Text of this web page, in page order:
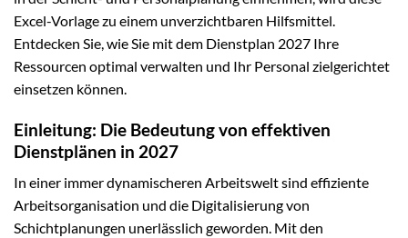
Excel-Vorlage zu einem unverzichtbaren Hilfsmittel.
Entdecken Sie, wie Sie mit dem Dienstplan 2027 Ihre
Ressourcen optimal verwalten und Ihr Personal zielgerichtet
einsetzen können.
Einleitung: Die Bedeutung von effektiven
Dienstplänen in 2027
In einer immer dynamischeren Arbeitswelt sind effiziente
Arbeitsorganisation und die Digitalisierung von
Schichtplanungen unerlässlich geworden. Mit den